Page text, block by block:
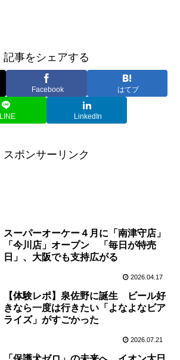
記事をシェアする
Facebook はてブ
LINE LinkedIn
スポンサーリンク
スーパーオーケー４月に「南津守店」
「今川店」オープン 「毎日が特売
日」、大阪でも支持広がる
2026.04.17
【体験レポ】泉佐野に誕生 ビール好
きなら一度は行きたい「よなよなビア
ライズ」がすごかった
2026.07.21